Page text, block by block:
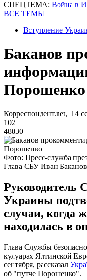
СПЕЦТЕМА: Война в
ВСЕ ТЕМЫ
Вступление
Баканов
Корреспондент.net, 14
102
48830
Фото: Пресс-служба
Глава СБУ Иван Баканов
Руководитель
Украины
случаи, когда
находилась в
Глава Службы
кулуарах Ялтинской
сентября, рассказал
об "путче Порошенко".